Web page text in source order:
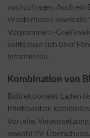
nachzufragen. Auch
Wusterhusen sowie die
Vorpommern-
sollte man sich über
informieren.
Kombination von
Bidirektionales Laden
Photovoltaik
Vorteile.
sowohl PV-